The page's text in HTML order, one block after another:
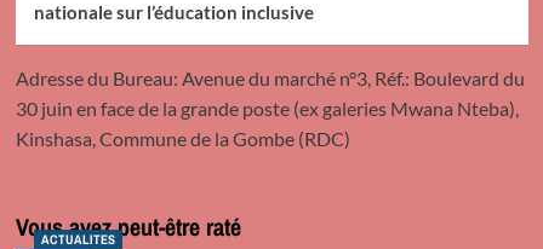
nationale sur l’éducation inclusive
Adresse du Bureau: Avenue du marché n°3, Réf.: Boulevard du
30 juin en face de la grande poste (ex galeries Mwana Nteba),
Kinshasa, Commune de la Gombe (RDC)
Vous avez peut-être raté
ACTUALITES